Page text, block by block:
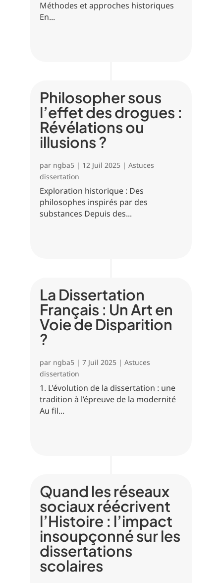
Méthodes et approches historiques
En...
Philosopher sous
l’effet des drogues :
Révélations ou
illusions ?
par ngba5| 12 Juil 2025| Astuces
dissertation
Exploration historique : Des
philosophes inspirés par des
substances Depuis des...
La Dissertation
Français : Un Art en
Voie de Disparition
?
par ngba5| 7 Juil 2025| Astuces
dissertation
1. L'évolution de la dissertation : une
tradition à l’épreuve de la modernité
Au fil...
Quand les réseaux
sociaux réécrivent
l’Histoire : l’impact
insoupçonné sur les
dissertations
scolaires